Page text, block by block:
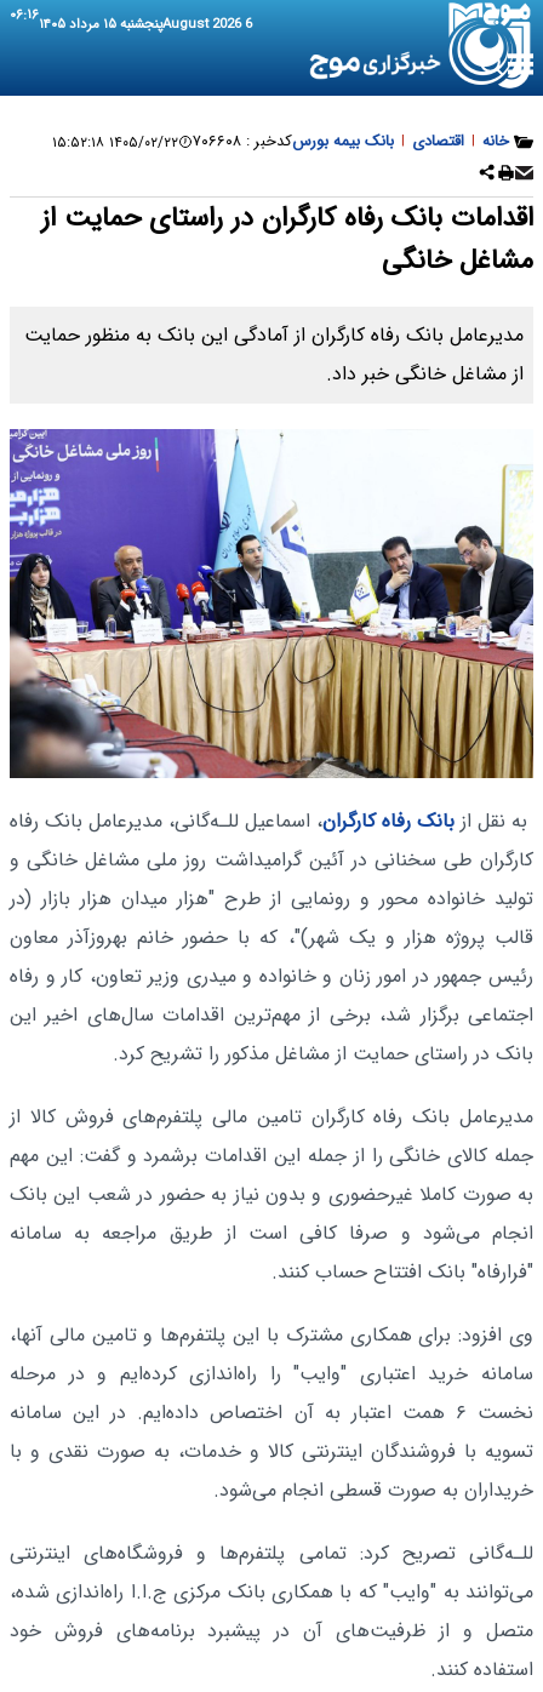
6 August 2026 پنجشنبه ۱۵ مرداد ۱۴۰۵ ۰۶:۱۶
خانه | اقتصادی | بانک بیمه بورسکدخبر : ۷۰۶۶۰۸ ۱۴۰۵/۰۲/۲۲ ۱۵:۵۲:۱۸
اقدامات بانک رفاه کارگران در راستای حمایت از
مشاغل خانگی
مدیرعامل بانک رفاه کارگران از آمادگی این بانک به منظور حمایت
از مشاغل خانگی خبر داد.
به نقل از بانک رفاه کارگران، اسماعیل للـه‌گانی، مدیرعامل بانک رفاه
کارگران طی سخنانی در آئین گرامیداشت روز ملی مشاغل خانگی و
تولید خانواده محور و رونمایی از طرح "هزار میدان هزار بازار (در
قالب پروژه هزار و یک شهر)"، که با حضور خانم بهروزآذر معاون
رئیس جمهور در امور زنان و خانواده و میدری وزیر تعاون، کار و رفاه
اجتماعی برگزار شد، برخی از مهم‌ترین اقدامات سال‌های اخیر این
بانک در راستای حمایت از مشاغل مذکور را تشریح کرد.
مدیرعامل بانک رفاه کارگران تامین مالی پلتفرم‌های فروش کالا از
جمله کالای خانگی را از جمله این اقدامات برشمرد و گفت: این مهم
به صورت کاملا غیرحضوری و بدون نیاز به حضور در شعب این بانک
انجام می‌شود و صرفا کافی است از طریق مراجعه به سامانه
"فرارفاه" بانک افتتاح حساب کنند.
وی افزود: برای همکاری مشترک با این پلتفرم‌ها و تامین مالی آنها،
سامانه خرید اعتباری "وایب" را راه‌اندازی کرده‌ایم و در مرحله
نخست ۶ همت اعتبار به آن اختصاص داده‌ایم. در این سامانه
تسویه با فروشندگان اینترنتی کالا و خدمات، به صورت نقدی و با
خریداران به صورت قسطی انجام می‌شود.
للـه‌گانی تصریح کرد: تمامی پلتفرم‌ها و فروشگاه‌های اینترنتی
می‌توانند به "وایب" که با همکاری بانک مرکزی ج.ا.ا راه‌اندازی شده،
متصل و از ظرفیت‌های آن در پیشبرد برنامه‌های فروش خود
استفاده کنند.